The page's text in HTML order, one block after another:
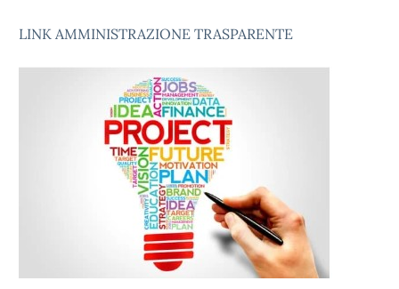
LINK AMMINISTRAZIONE TRASPARENTE